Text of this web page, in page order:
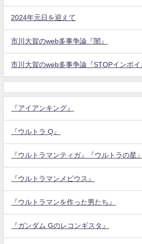
2024年元日を迎えて
市川大賀のweb多事争論『闇』
市川大賀のweb多事争論『STOPインボイ
『アイアンキング』
『ウルトラ Q』
『ウルトラマンティガ』『ウルトラの星』
『ウルトラマンメビウス』
『ウルトラマンを作った男たち』
『ガンダム Gのレコンギスタ』